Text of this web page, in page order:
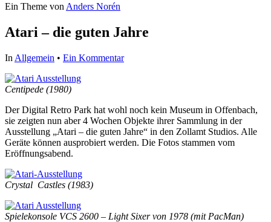
Ein Theme von Anders Norén
Atari – die guten Jahre
In Allgemein • Ein Kommentar
Centipede (1980)
Der Digital Retro Park hat wohl noch kein Museum in Offenbach,
sie zeigten nun aber 4 Wochen Objekte ihrer Sammlung in der
Ausstellung „Atari – die guten Jahre“ in den Zollamt Studios. Alle
Geräte können ausprobiert werden. Die Fotos stammen vom
Eröffnungsabend.
Crystal Castles (1983)
Spielekonsole VCS 2600 – Light Sixer von 1978 (mit PacMan)